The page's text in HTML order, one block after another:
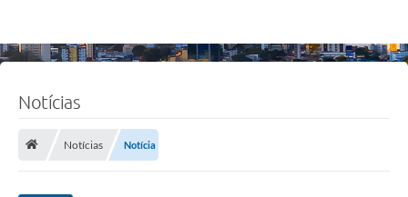
Notícias
Notícias Notícia